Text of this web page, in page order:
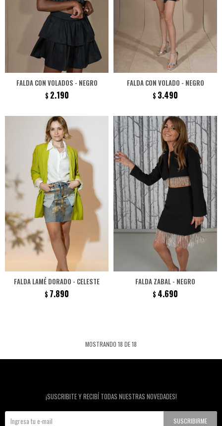
FALDA CON VOLADOS - NEGRO
$ 2.190
FALDA CON VOLADO - NEGRO
$ 3.490
FALDA LAMÉ DORADO - CELESTE
$ 7.890
FALDA ZABAL - NEGRO
$ 4.690
MOSTRANDO 18 DE18
¡SUSCRIBITE Y RECIBÍ TODAS NUESTRAS NOVEDADES!
SUSCRIBIRME